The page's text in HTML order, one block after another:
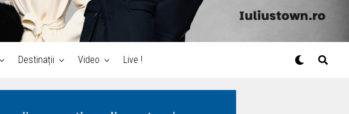
Destinații Video Live !